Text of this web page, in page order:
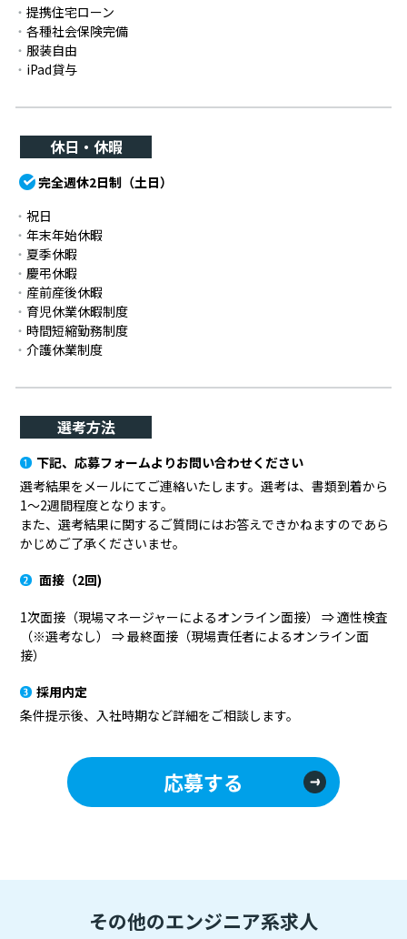
提携住宅ローン
各種社会保険完備
服装自由
iPad貸与
休日・休暇
完全週休2日制（土日）
祝日
年末年始休暇
夏季休暇
慶弔休暇
産前産後休暇
育児休業休暇制度
時間短縮勤務制度
介護休業制度
選考方法
下記、応募フォームよりお問い合わせください
選考結果をメールにてご連絡いたします。選考は、書類到着から
1～2週間程度となります。
また、選考結果に関するご質問にはお答えできかねますのであら
かじめご了承くださいませ。
面接（2回)
1次面接（現場マネージャーによるオンライン面接） ⇒ 適性検査
（※選考なし） ⇒ 最終面接（現場責任者によるオンライン面
接）
採用内定
条件提示後、入社時期など詳細をご相談します。
応募する
その他のエンジニア系求人